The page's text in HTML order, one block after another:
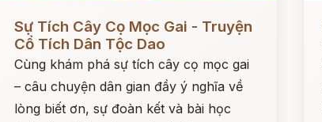
Sự Tích Cây Cọ Mọc Gai - Truyện
Cổ Tích Dân Tộc Dao
Cùng khám phá sự tích cây cọ mọc gai
– câu chuyện dân gian đầy ý nghĩa về
lòng biết ơn, sự đoàn kết và bài học